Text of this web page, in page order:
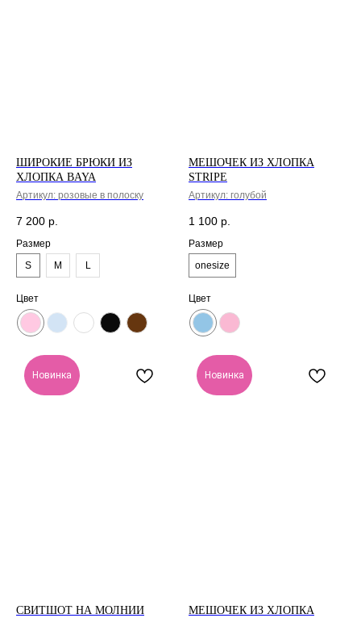
ШИРОКИЕ БРЮКИ ИЗ
ХЛОПКА BAYA
Артикул: розовые в полоску
7 200 р.
Размер
S
M L
Цвет
МЕШОЧЕК ИЗ ХЛОПКА
STRIPE
Артикул: голубой
1 100 р.
Размер
onesize
Цвет
Новинка
СВИТШОТ НА МОЛНИИ
Новинка
МЕШОЧЕК ИЗ ХЛОПКА